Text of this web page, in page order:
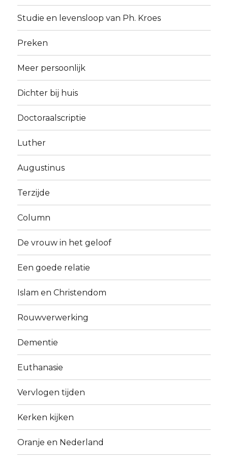
Studie en levensloop van Ph. Kroes
Preken
Meer persoonlijk
Dichter bij huis
Doctoraalscriptie
Luther
Augustinus
Terzijde
Column
De vrouw in het geloof
Een goede relatie
Islam en Christendom
Rouwverwerking
Dementie
Euthanasie
Vervlogen tijden
Kerken kijken
Oranje en Nederland